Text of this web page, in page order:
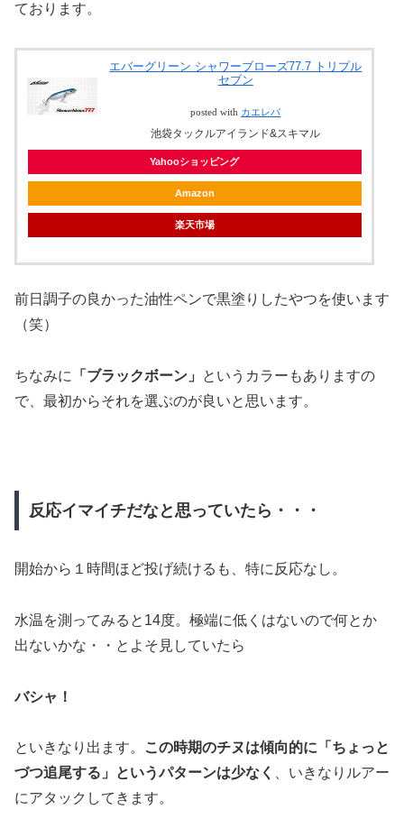
ております。
エバーグリーン シャワーブローズ77.7 トリプル
セブン
posted with カエレバ
池袋タックルアイランド&スキマル
Yahooショッピング
Amazon
楽天市場
前日調子の良かった油性ペンで黒塗りしたやつを使います
（笑）
ちなみに 「ブラックボーン」
というカラーもありますの
で、最初からそれを選ぶのが良いと思います。
反応イマイチだなと思っていたら・・・
開始から１時間ほど投げ続けるも、特に反応なし。
水温を測ってみると14度。極端に低くはないので何とか
出ないかな・・とよそ見していたら
バシャ！
といきなり出ます。
この時期のチヌは傾向的に「ちょっと
づつ追尾する」というパターンは少なく
、いきなりルアー
にアタックしてきます。